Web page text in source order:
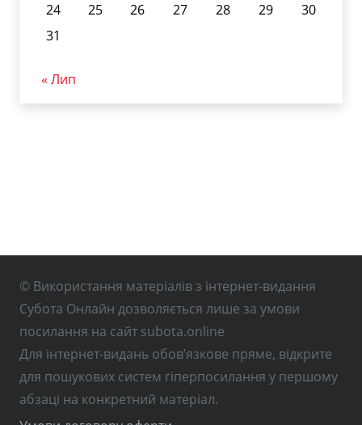
24
25 26 27 28 29
30
31
« Лип
© Використання матеріалів з інтернет-видання
Субота Онлайн дозволяється лише за умови
посилання на сайт subota.online
Для інтернет-видань обов’язкове пряме, відкрите
для пошукових систем гіперпосилання у першому
абзаці на конкретний матеріал.